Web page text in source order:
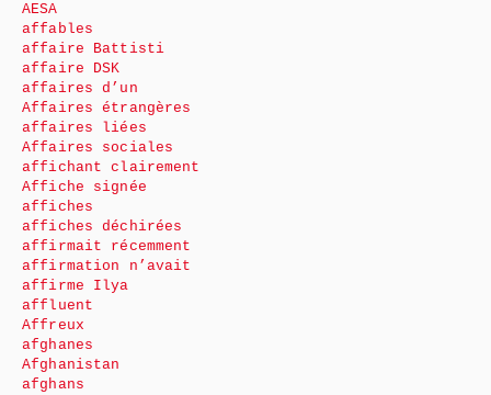
AESA
affables
affaire Battisti
affaire DSK
affaires d’un
Affaires étrangères
affaires liées
Affaires sociales
affichant clairement
Affiche signée
affiches
affiches déchirées
affirmait récemment
affirmation n’avait
affirme Ilya
affluent
Affreux
afghanes
Afghanistan
afghans